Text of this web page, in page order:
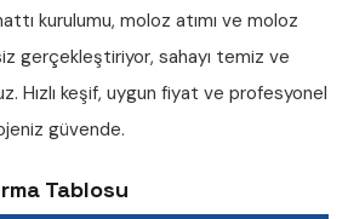
kurulumu, moloz atımı ve moloz
gerçekleştiriyor, sahayı temiz ve
Hızlı keşif, uygun fiyat ve profesyonel
güvende.
Tablosu